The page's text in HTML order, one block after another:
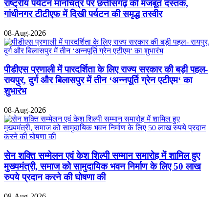
राष्ट्रीय पर्यटन मानचित्र पर छत्तीसगढ़ की मजबूत दस्तक,
गांधीनगर टीटीएफ में दिखी पर्यटन की समृद्ध तस्वीर
08-Aug-2026
पीडीएस प्रणाली में पारदर्शिता के लिए राज्य सरकार की बड़ी पहल-
रायपुर, दुर्ग और बिलासपुर में तीन ‘अन्नपूर्ति ग्रेन एटीएम‘ का
शुभारंभ
08-Aug-2026
सेन शक्ति सम्मेलन एवं केश शिल्पी सम्मान समारोह में शामिल हुए
मुख्यमंत्री, समाज को सामुदायिक भवन निर्माण के लिए 50 लाख
रुपये प्रदान करने की घोषणा की